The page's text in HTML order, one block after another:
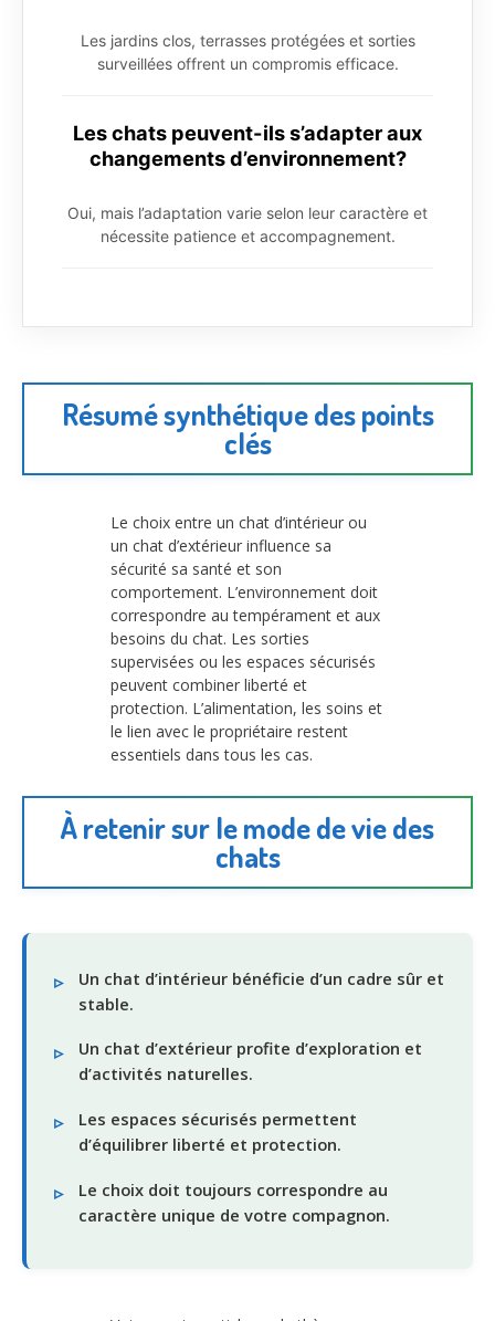
Les jardins clos, terrasses protégées et sorties
surveillées offrent un compromis efficace.
Les chats peuvent-ils s’adapter aux
changements d’environnement?
Oui, mais l’adaptation varie selon leur caractère et
nécessite patience et accompagnement.
Résumé synthétique des points
clés
Le choix entre un chat d’intérieur ou
un chat d’extérieur influence sa
sécurité sa santé et son
comportement. L’environnement doit
correspondre au tempérament et aux
besoins du chat. Les sorties
supervisées ou les espaces sécurisés
peuvent combiner liberté et
protection. L’alimentation, les soins et
le lien avec le propriétaire restent
essentiels dans tous les cas.
À retenir sur le mode de vie des
chats
Un chat d’intérieur bénéficie d’un cadre sûr et
stable.
Un chat d’extérieur profite d’exploration et
d’activités naturelles.
Les espaces sécurisés permettent
d’équilibrer liberté et protection.
Le choix doit toujours correspondre au
caractère unique de votre compagnon.